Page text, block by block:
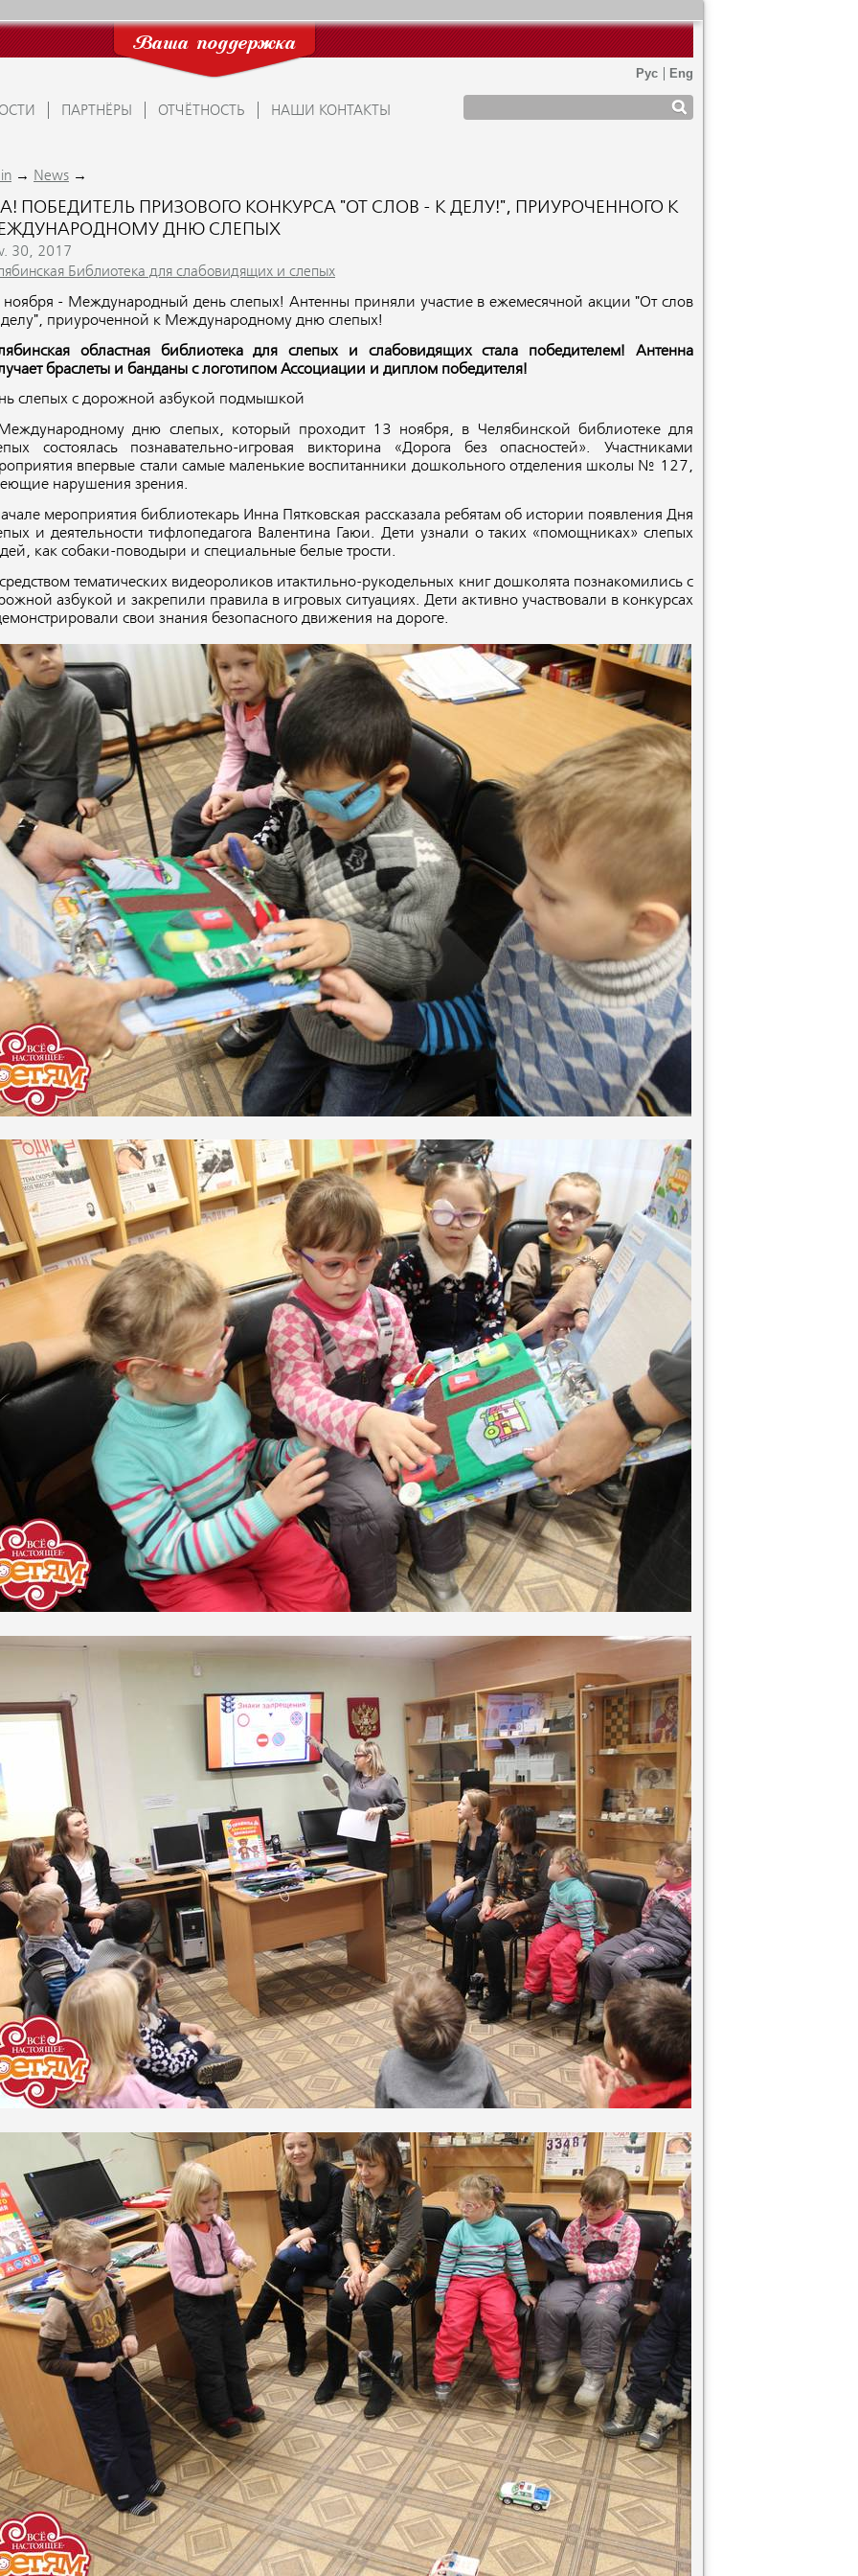
Ваша поддержка
ПАРТНЁРЫ ОТЧЁТНОСТЬ НАШИ КОНТАКТЫ
→ News →
ПОБЕДИТЕЛЬ ПРИЗОВОГО КОНКУРСА "ОТ СЛОВ - К ДЕЛУ!", ПРИУРОЧЕННОГО К
ДНЮ СЛЕПЫХ
30, 2017
Библиотека для слабовидящих и слепых
ноября - Международный день слепых! Антенны приняли участие в ежемесячной акции "От слов
делу", приуроченной к Международному дню слепых!
областная библиотека для слепых и слабовидящих стала победителем! Антенна
браслеты и банданы с логотипом Ассоциации и диплом победителя!
слепых с дорожной азбукой подмышкой
дню слепых, который проходит 13 ноября, в Челябинской библиотеке для
состоялась познавательно-игровая викторина «Дорога без опасностей». Участниками
впервые стали самые маленькие воспитанники дошкольного отделения школы № 127,
нарушения зрения.
мероприятия библиотекарь Инна Пятковская рассказала ребятам об истории появления Дня
и деятельности тифлопедагога Валентина Гаюи. Дети узнали о таких «помощниках» слепых
как собаки-поводыри и специальные белые трости.
тематических видеороликов итактильно-рукодельных книг дошколята познакомились с
азбукой и закрепили правила в игровых ситуациях. Дети активно участвовали в конкурсах
свои знания безопасного движения на дороге.